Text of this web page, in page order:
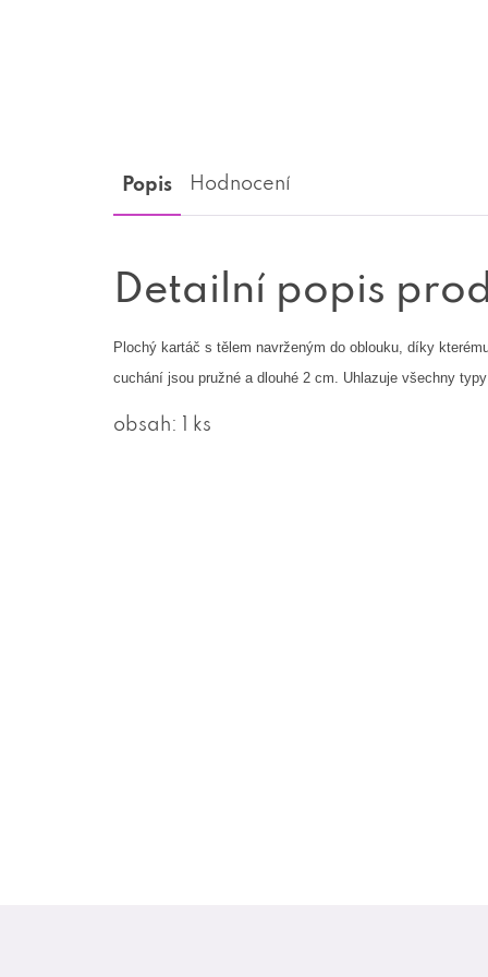
Popis Hodnocení
Detailní popis
Plochý kartáč s tělem navrženým do oblouku, díky
cuchání jsou pružné a dlouhé 2 cm. Uhlazuje všechny
obsah: 1 ks